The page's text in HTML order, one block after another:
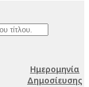
Ημερομηνία
Δημοσίευσης